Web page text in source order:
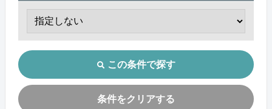
この条件で探す
条件をクリアする